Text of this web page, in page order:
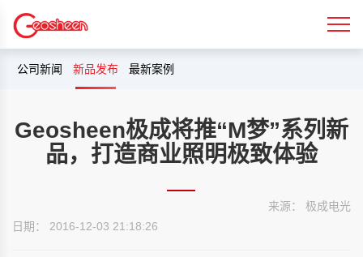
公司新闻 新品发布 最新案例
Geosheen极成将推“M梦”系列新
品，打造商业照明极致体验
来源： 极成电光
日期： 2016-12-03 21:18:26